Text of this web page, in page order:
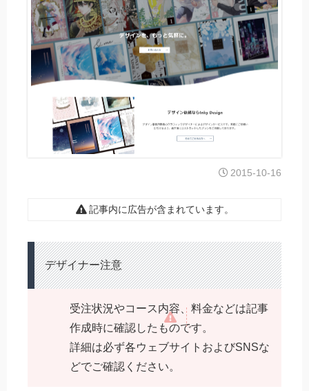
2015-10-16
記事内に広告が含まれています。
デザイナー注意
受注状況やコース内容、料金などは記事
作成時に確認したものです。
詳細は必ず各ウェブサイトおよびSNSな
どでご確認ください。